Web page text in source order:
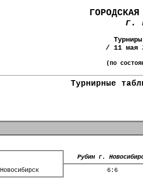
г.
/ 11 мая
(по
Турнирные
Рубин г.
6:6